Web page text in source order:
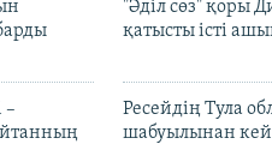
"Әділ сөз" қоры
қатысты істі
–
Ресейдің Тула
шабуылынан